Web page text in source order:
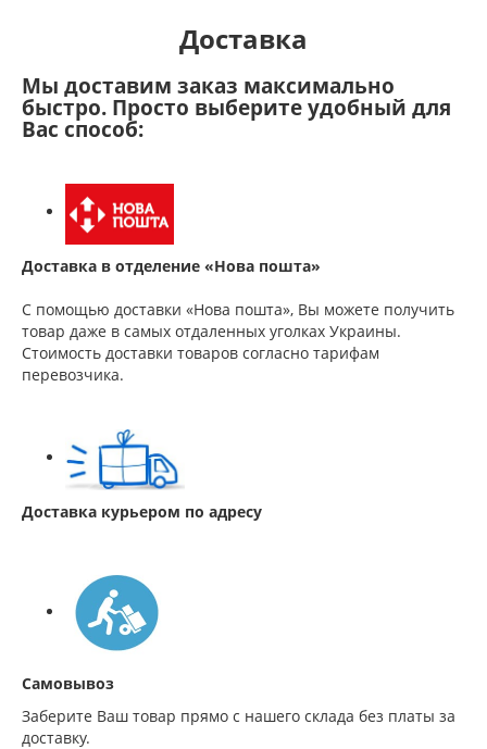
Доставка
Мы доставим заказ максимально
быстро. Просто выберите удобный для
Вас способ:
Доставка в отделение «Нова пошта»
С помощью доставки «Нова пошта», Вы можете получить
товар даже в самых отдаленных уголках Украины.
Стоимость доставки товаров согласно тарифам
перевозчика.
Доставка курьером по адресу
Самовывоз
Заберите Ваш товар прямо с нашего склада без платы за
доставку.